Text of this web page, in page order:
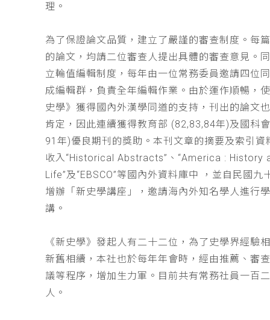
理。
為了保證論文品質，建立了嚴謹的審查制度。每
的論文，均請二位審查人提出具體的審查意見。
立輪值編輯制度，每年由一位常務委員邀請四位
成編輯群，負責全年編輯作業。由於運作順暢，
史學》獲得國內外漢學同道的支持，刊出的論文
肯定，因此連續獲得教育部 (82,83,84年)及國科
91年)優良期刊的獎助。本刊文章的摘要及索引資
收入“Historical Abstracts”、“America : History
Life”及“EBSCO”等國內外資料庫中 ，並自民國九
增辦「新史學講座」，邀請海內外知名學人進行
講。
《新史學》發起人有二十二位，為了史學界經驗
新舊相續，本社也於每年年會時，經由推薦、審
議等程序，增加生力軍。目前共有常務社員一百
人。